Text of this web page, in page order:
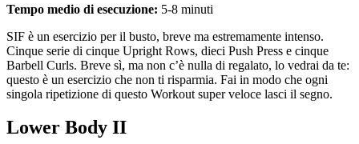
Tempo medio di esecuzione: 5-8 minuti
SIF è un esercizio per il busto, breve ma estremamente intenso.
Cinque serie di cinque Upright Rows, dieci Push Press e cinque
Barbell Curls. Breve sì, ma non c’è nulla di regalato, lo vedrai da te:
questo è un esercizio che non ti risparmia. Fai in modo che ogni
singola ripetizione di questo Workout super veloce lasci il segno.
Lower Body II